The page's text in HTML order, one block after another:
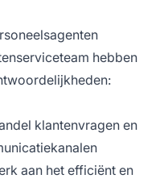
hebben
klantenvragen en
aan het efficiënt en